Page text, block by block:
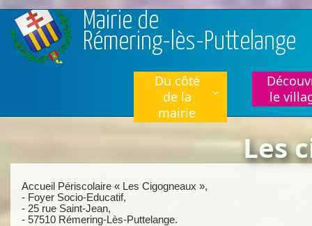
Aller au contenu principal
Mairie de
Rémering-lès-Puttelange
Du côté
de la
mairie
le
Les
Accueil Périscolaire « Les Cigogneaux »,
- Foyer Socio-Educatif,
- 25 rue Saint-Jean,
- 57510 Rémering-Lès-Puttelange.